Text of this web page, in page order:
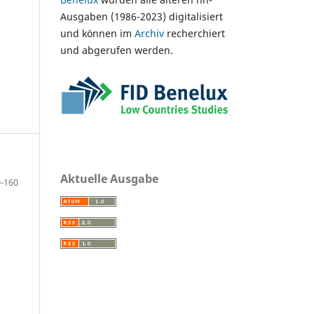
160
Ausgaben (1986-2023) digitalisiert
und können im Archiv recherchiert
und abgerufen werden.
Aktuelle Ausgabe